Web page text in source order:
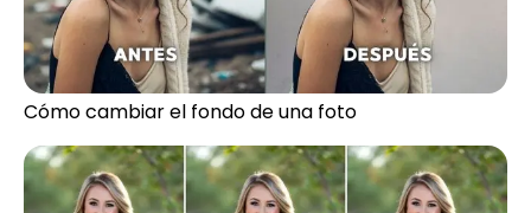
Cómo cambiar el fondo de una foto